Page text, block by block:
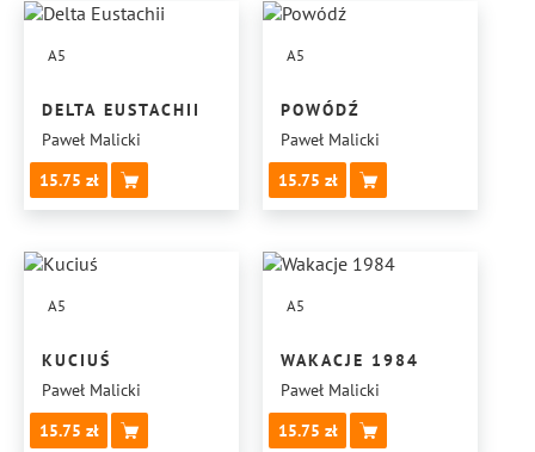
A5
DELTA EUSTACHII
Paweł Malicki
15.75
A5
POWÓDŹ
Paweł Malicki
15.75
A5
KUCIUŚ
Paweł Malicki
15.75
A5
WAKACJE 1984
Paweł Malicki
15.75